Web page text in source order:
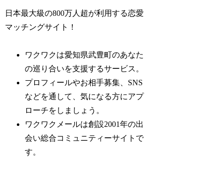
日本最大級の800万人超が利用する恋愛
マッチングサイト！
ワクワクは愛知県武豊町のあなた
の巡り合いを支援するサービス。
プロフィールやお相手募集、SNS
などを通して、気になる方にアプ
ローチをしましょう。
ワクワクメールは創設2001年の出
会い総合コミュニティーサイトで
す。